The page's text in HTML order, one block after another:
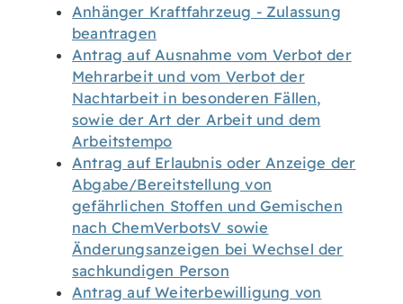
Anhänger Kraftfahrzeug - Zulassung
beantragen
Antrag auf Ausnahme vom Verbot der
Mehrarbeit und vom Verbot der
Nachtarbeit in besonderen Fällen,
sowie der Art der Arbeit und dem
Arbeitstempo
Antrag auf Erlaubnis oder Anzeige der
Abgabe/Bereitstellung von
gefährlichen Stoffen und Gemischen
nach ChemVerbotsV sowie
Änderungsanzeigen bei Wechsel der
sachkundigen Person
Antrag auf Weiterbewilligung von